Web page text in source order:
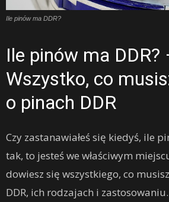
Ile pinów ma DDR?
Ile pinów ma DDR?
Wszystko, co
o pinach DDR
Czy zastanawiałeś się kiedyś, ile
tak, to jesteś we właściwym
dowiesz się wszystkiego, co
DDR, ich rodzajach i